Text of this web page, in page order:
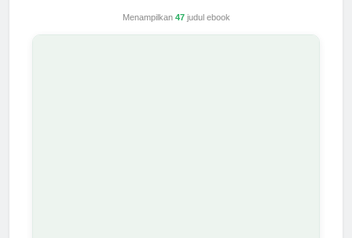
Menampilkan 47judul ebook